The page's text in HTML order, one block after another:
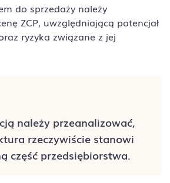
do sprzedaży należy
ZCP, uwzględniającą potencjał
ryzyka związane z jej
należy przeanalizować,
rzeczywiście stanowi
część przedsiębiorstwa.